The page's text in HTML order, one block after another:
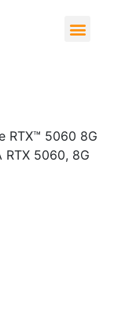
RTX™ 5060 8G
RTX 5060, 8G